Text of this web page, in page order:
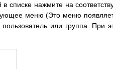
списке нажмите на
меню (Это меню
или группа. При